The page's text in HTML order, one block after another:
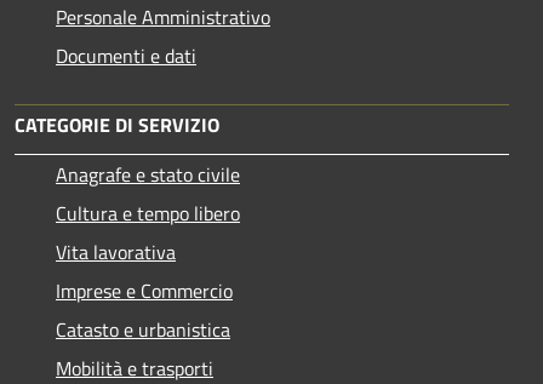
Personale Amministrativo
Documenti e dati
CATEGORIE DI SERVIZIO
Anagrafe e stato civile
Cultura e tempo libero
Vita lavorativa
Imprese e Commercio
Catasto e urbanistica
Mobilità e trasporti